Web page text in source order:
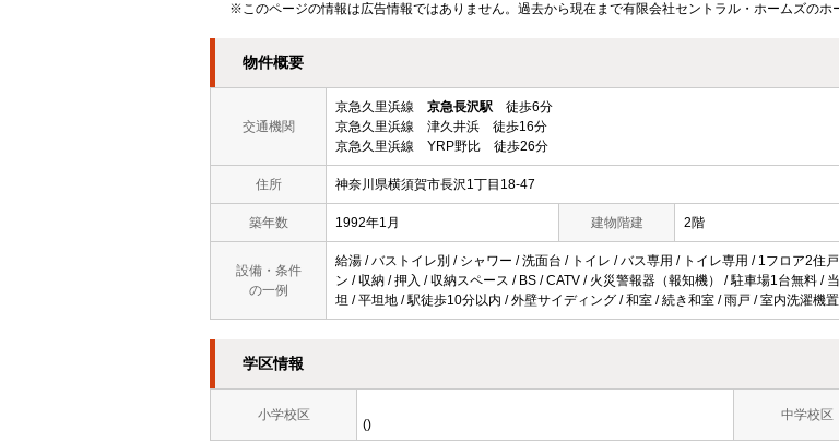
※このページの情報は広告情報ではありません。過去から現在まで有限会社セントラル・ホームズのホ
物件概要
交通機関
京急久里浜線 京急長沢駅 徒歩6分
京急久里浜線 津久井浜 徒歩16分
京急久里浜線 YRP野比 徒歩26分
住所 神奈川県横須賀市長沢1丁目18-47
築年数 1992年1月 建物階建 2階
設備・条件
の一例
給湯 / バストイレ別 / シャワー / 洗面台 / トイレ / バス専用 / トイレ専用 / 1フロア2住
ン / 収納 / 押入 / 収納スペース / BS / CATV / 火災警報器（報知機） / 駐車場1台無料 /
坦 / 平坦地 / 駅徒歩10分以内 / 外壁サイディング / 和室 / 続き和室 / 雨戸 / 室内洗濯機
学区情報
小学校区
()
中学校区